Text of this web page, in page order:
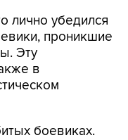
лично убедился
проникшие
Эту
в
боевиках.